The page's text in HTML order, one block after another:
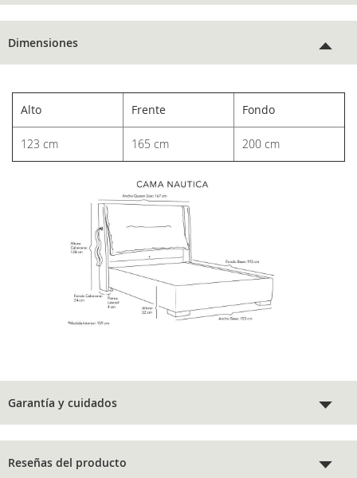
Dimensiones
Alto Frente Fondo
123 cm 165 cm 200 cm
Garantía y cuidados
Reseñas del producto